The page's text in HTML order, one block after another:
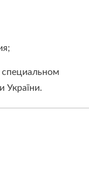
специальном
України.